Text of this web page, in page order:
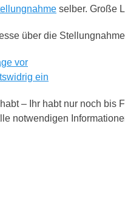
selber. Große
über die
vor
ein
– Ihr habt nur noch bis
notwendigen